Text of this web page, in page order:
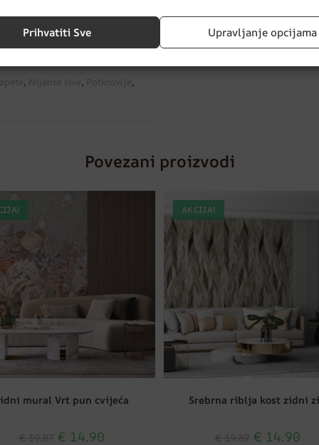
Prihvatiti Sve Upravljanje opcijama
, Nijanse sive, Potkrovlje,
Povezani proizvodi
mural Vrt pun cvijeća
€ 14.90
AKCIJA!
Srebrna riblja kost zidni
€ 14.90